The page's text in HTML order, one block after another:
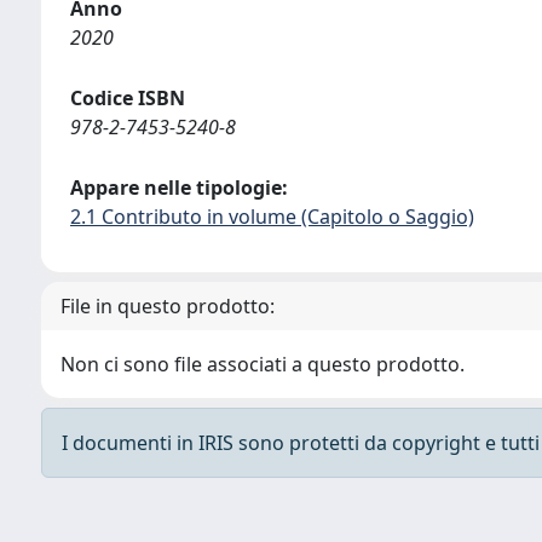
Anno
2020
Codice ISBN
978-2-7453-5240-8
Appare nelle tipologie:
2.1 Contributo in volume (Capitolo o Saggio)
File in questo prodotto:
Non ci sono file associati a questo prodotto.
I documenti in IRIS sono protetti da copyright e